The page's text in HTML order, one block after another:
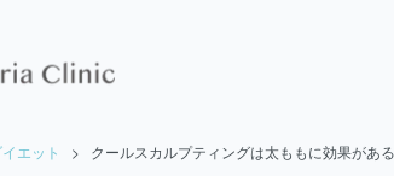
エット > クールスカルプティングは太ももに効果があ